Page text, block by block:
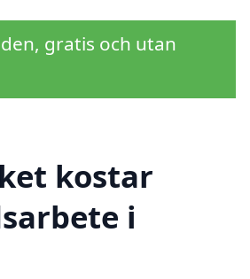
gratis och utan
kostar
i